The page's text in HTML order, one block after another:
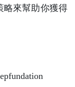
略來幫助你獲得